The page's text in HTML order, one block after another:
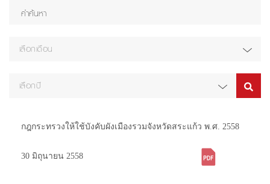
เลือกเดือน
เลือกปี
กฎกระทรวงให้ใช้บังคับผังเมืองรวมจังหวัดสระแก้ว พ.ศ. 2558
30 มิถุนายน 2558